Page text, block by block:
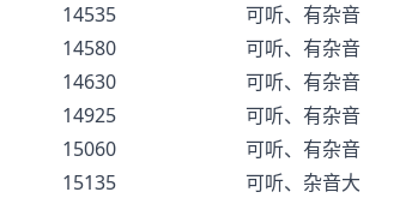
14535 可听、有杂音
14580 可听、有杂音
14630 可听、有杂音
14925 可听、有杂音 可听
15060 可听、有杂音
15135 可听、杂音大